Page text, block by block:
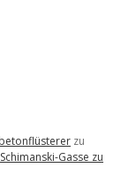
zu
Gasse zu